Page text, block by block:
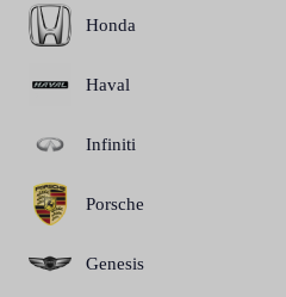
Honda
Haval
Infiniti
Porsche
Genesis